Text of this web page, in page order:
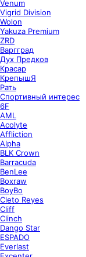
Venum
Vigrid Division
Wolon
Yakuza Premium
ZRD
Варгград
Дух Предков
Красар
КрепышЯ
Рать
Спортивный интерес
6F
AML
Acolyte
Affliction
Alpha
BLK Crown
Barracuda
BenLee
Boxraw
BoyBo
Cleto Reyes
Cliff
Clinch
Dango Star
ESPADO
Everlast